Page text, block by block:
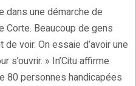
dans une démarche de
Beaucoup de gens
voir. On essaie d’avoir une
s’ouvrir. » In’Citu affirme
80 personnes handicapées